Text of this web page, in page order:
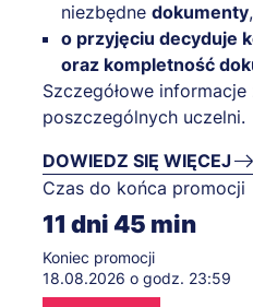
niezbędne dokumenty,
o przyjęciu decyduje
oraz kompletność
Szczegółowe
poszczególnych uczelni.
DOWIEDZ SIĘ WIĘCEJ
Czas do końca promocji
11 dni 45 min
Koniec promocji
18.08.2026 o godz. 23:59